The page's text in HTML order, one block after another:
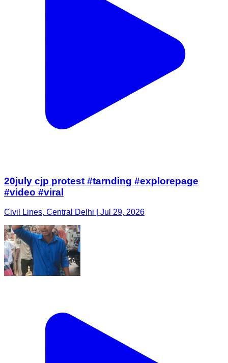
20july cjp protest #tarnding #explorepage
#video #viral
Civil Lines, Central Delhi | Jul 29, 2026